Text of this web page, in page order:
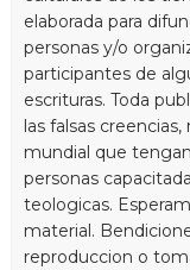
elaborada para
personas y/o
participantes de
escrituras. Toda
las falsas
mundial que
personas
teologicas.
material.
reproduccion o